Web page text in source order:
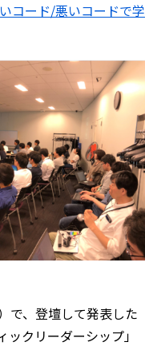
いコード/悪いコードで学
で、登壇して発表した
クリーダーシップ」